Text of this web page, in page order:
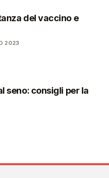
del vaccino e
2023
seno: consigli per la